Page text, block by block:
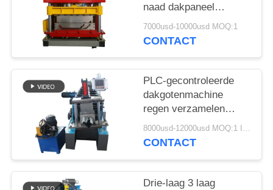
naad dakpaneel
rolvormende machine
met PLC Delta
7000usd-10000usd MOQ:1
CONTACT
PLC-gecontroleerde
dakgotenmachine
regen verzamelen
goten maken machine
voor aanpasbaar
8000usd-12000usd MOQ:1 Instellen
CONTACT
Drie-laag 3 laag